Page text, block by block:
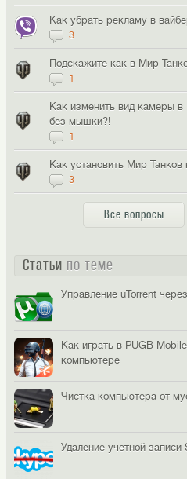
Как убрать рекламу в
3
Подскажите как в Мир
1
Как изменить вид камеры в
без мышки?!
1
Как установить Мир Танков
3
Все вопросы
Статьи по теме
Управление uTorrent
Как играть в PUGB
компьютере
Чистка компьютера от
Удаление учетной записи